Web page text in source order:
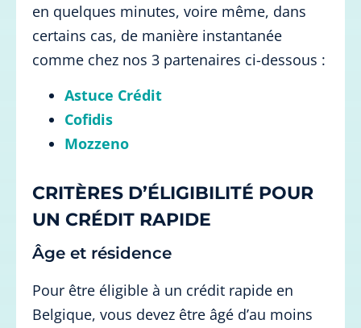
en quelques minutes, voire même, dans
certains cas, de manière instantanée
comme chez nos 3 partenaires ci-dessous :
Astuce Crédit
Cofidis
Mozzeno
CRITÈRES D’ÉLIGIBILITÉ POUR
UN CRÉDIT RAPIDE
Âge et résidence
Pour être éligible à un crédit rapide en
Belgique, vous devez être âgé d’au moins